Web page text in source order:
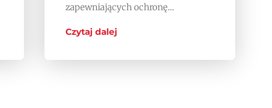
zapewniających ochronę…
Czytaj dalej